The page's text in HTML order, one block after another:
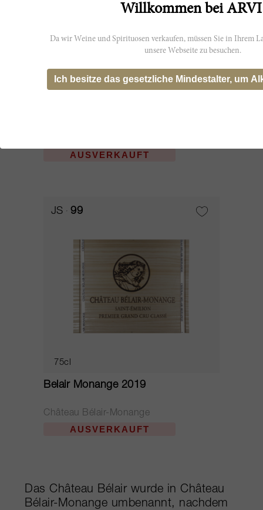
75cl
AUSVERKAUFT
JS 99
75cl
Belair Monange 2019
Château Bélair-Monange
AUSVERKAUFT
Das Château Bélair wurde in Château
Bélair-Monange umbenannt, nachdem
Willkommen bei
Da wir Weine und Spirituosen verkaufen, müssen Sie in Ihrem
unsere Webseite zu besuchen.
Ich besitze das gesetzliche Mindestalter, um